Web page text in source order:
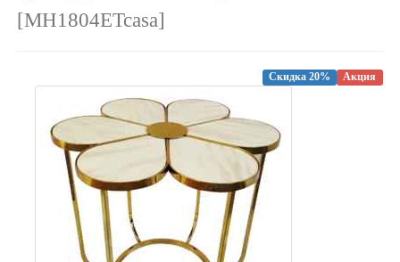
[MH1804ETcasa]
Акция
Скидка 20%